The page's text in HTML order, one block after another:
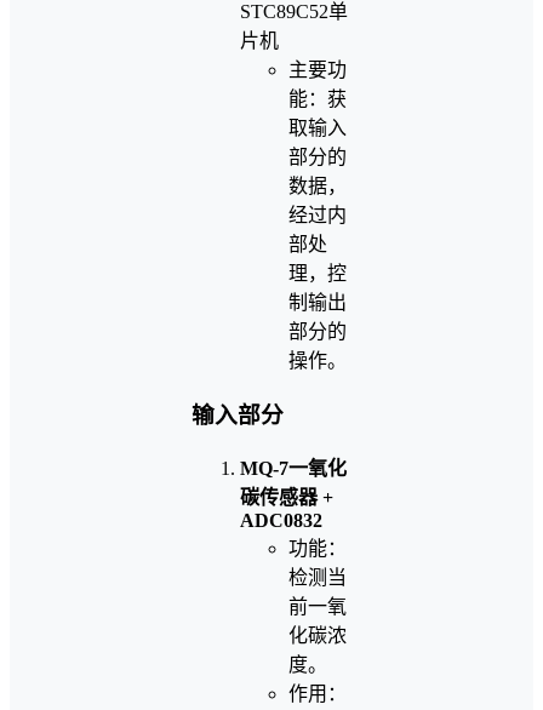
STC89C52单
片机
主要功
能：获
取输入
部分的
数据，
经过内
部处
理，控
制输出
部分的
操作。
输入部分
MQ-7一氧化
碳传感器 +
ADC0832
功能：
检测当
前一氧
化碳浓
度。
作用：